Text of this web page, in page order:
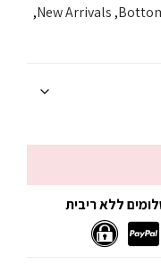
,
New Arrivals
,